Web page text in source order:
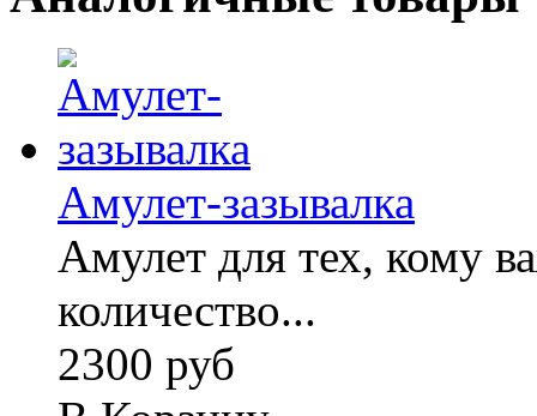
Амулет-зазывалка
Амулет для тех, кому
количество...
2300 руб